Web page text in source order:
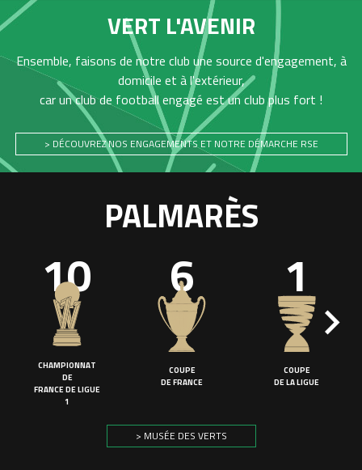
VERT L'AVENIR
Ensemble, faisons de notre club une source d'engagement, à
domicile et à l'extérieur,
car un club de football engagé est un club plus fort !
> DÉCOUVREZ NOS ENGAGEMENTS ET NOTRE DÉMARCHE RSE
PALMARÈS
10
CHAMPIONNAT
DE
FRANCE DE LIGUE
1
6
COUPE
DE FRANCE
1
COUPE
DE LA LIGUE
> MUSÉE DES VERTS